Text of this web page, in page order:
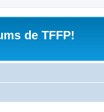
de TFFP!